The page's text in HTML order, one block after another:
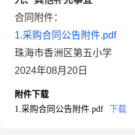
合同附件：
1.采购合同公告附件.pdf
珠海市香洲区第五小学
2024年08月20日
附件下载
1.采购合同公告附件.pdf
下载